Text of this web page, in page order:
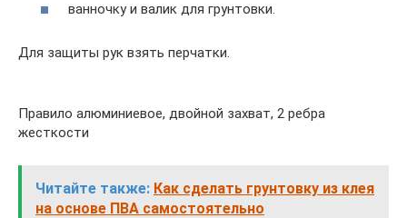
ванночку и валик для грунтовки.
Для защиты рук взять перчатки.
Правило алюминиевое, двойной захват, 2 ребра
жесткости
Читайте также: Как сделать грунтовку из клея
на основе ПВА самостоятельно